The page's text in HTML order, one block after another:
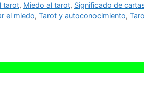
tarot, Miedo al tarot, Significado de
el miedo, Tarot y autoconocimiento,